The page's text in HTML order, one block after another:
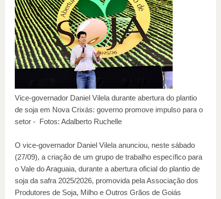
Vice-governador Daniel Vilela durante abertura do plantio
de soja em Nova Crixás: governo promove impulso para o
setor - Fotos: Adalberto Ruchelle
O vice-governador Daniel Vilela anunciou, neste sábado
(27/09), a criação de um grupo de trabalho específico para
o Vale do Araguaia, durante a abertura oficial do plantio de
soja da safra 2025/2026, promovida pela Associação dos
Produtores de Soja, Milho e Outros Grãos de Goiás